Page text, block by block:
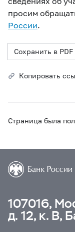
просим
России.
Сохранить в PDF
Копировать
Страница была
107016,
д. 12, к. В,